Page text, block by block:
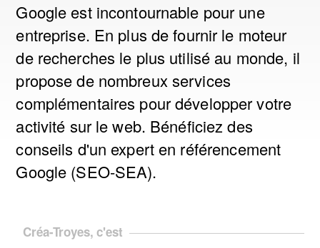
Google est incontournable pour une
entreprise. En plus de fournir le moteur
de recherches le plus utilisé au monde, il
propose de nombreux services
complémentaires pour développer votre
activité sur le web. Bénéficiez des
conseils d'un expert en référencement
Google (SEO-SEA).
Créa-Troyes, c'est